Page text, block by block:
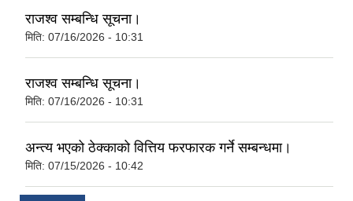
राजश्व सम्बन्धि सूचना।
मिति: 07/16/2026 - 10:31
राजश्व सम्बन्धि सूचना।
मिति: 07/16/2026 - 10:31
अन्त्य भएको ठेक्काको वित्तिय फरफारक गर्ने सम्बन्धमा।
मिति: 07/15/2026 - 10:42